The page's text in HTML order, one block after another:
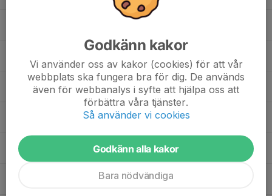
Harry Yngvesson
Leo Hellgren
Godkänn kakor
Vi använder oss av kakor (cookies) för att vår
webbplats ska fungera bra för dig. De används
även för webbanalys i syfte att hjälpa oss att
förbättra våra tjänster.
Så använder vi cookies
Godkänn alla kakor
Bara nödvändiga